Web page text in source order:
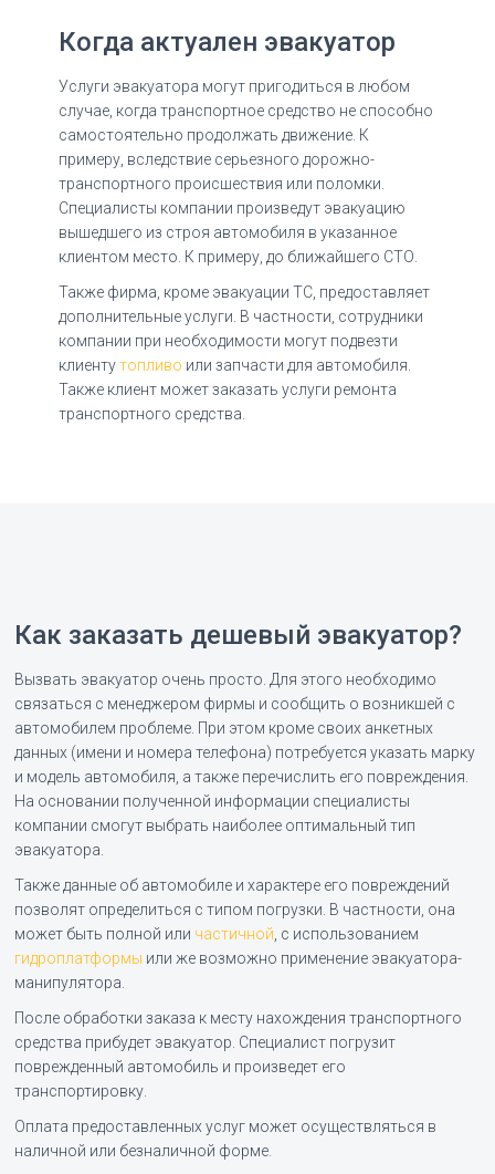
Когда актуален эвакуатор
Услуги эвакуатора могут пригодиться в любом
случае, когда транспортное средство не способно
самостоятельно продолжать движение. К
примеру, вследствие серьезного дорожно-
транспортного происшествия или поломки.
Специалисты компании произведут эвакуацию
вышедшего из строя автомобиля в указанное
клиентом место. К примеру, до ближайшего СТО.
Также фирма, кроме эвакуации ТС, предоставляет
дополнительные услуги. В частности, сотрудники
компании при необходимости могут подвезти
клиентутопливо или запчасти для автомобиля.
Также клиент может заказать услуги ремонта
транспортного средства.
Как заказать дешевый эвакуатор?
Вызвать эвакуатор очень просто. Для этого необходимо
связаться с менеджером фирмы и сообщить о возникшей с
автомобилем проблеме. При этом кроме своих анкетных
данных (имени и номера телефона) потребуется указать марку
и модель автомобиля, а также перечислить его повреждения.
На основании полученной информации специалисты
компании смогут выбрать наиболее оптимальный тип
эвакуатора.
Также данные об автомобиле и характере его повреждений
позволят определиться с типом погрузки. В частности, она
может быть полной или частичной, с использованием
гидроплатформы или же возможно применение эвакуатора-
манипулятора.
После обработки заказа к месту нахождения транспортного
средства прибудет эвакуатор. Специалист погрузит
поврежденный автомобиль и произведет его
транспортировку.
Оплата предоставленных услуг может осуществляться в
наличной или безналичной форме.